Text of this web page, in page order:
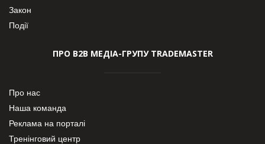
Закон
Події
ПРО В2В МЕДІА-ГРУПУ TRADEMASTER
Про нас
Наша команда
Реклама на порталі
Тренінговий центр